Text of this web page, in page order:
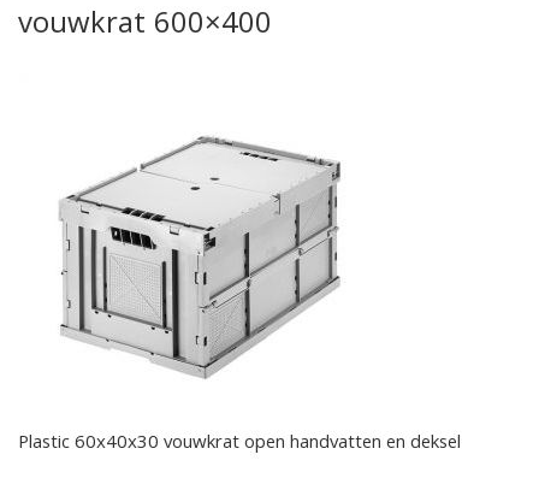
vouwkrat 600×400
Plastic 60x40x30 vouwkrat open handvatten en deksel